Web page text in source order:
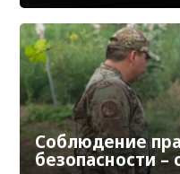
Соблюдение
безопасности –